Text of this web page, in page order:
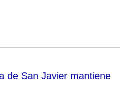
de San Javier mantiene